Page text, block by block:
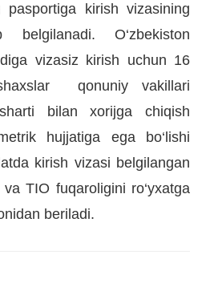
pasportiga kirish vizasining
belgilanadi. O‘zbekiston
vizasiz kirish uchun 16
qonuniy vakillari
bilan xorijga chiqish
hujjatiga ega bo‘lishi
kirish vizasi belgilangan
TIO fuqaroligini ro‘yxatga
beriladi.